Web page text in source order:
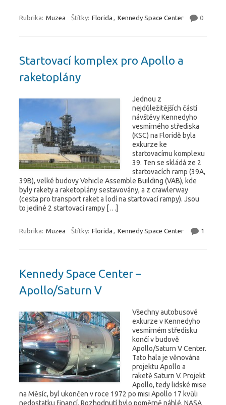
Rubrika: Muzea Štítky: Florida , Kennedy Space Center 0
Startovací komplex pro Apollo a
raketoplány
Jednou z
nejdůležitějších částí
návštěvy Kennedyho
vesmírného střediska
(KSC) na Floridě byla
exkurze ke
startovacímu komplexu
39. Ten se skládá ze 2
startovacích ramp (39A,
39B), velké budovy Vehicle Assemble Building (VAB), kde
byly rakety a raketoplány sestavovány, a z crawlerway
(cesta pro transport raket a lodí na startovací rampy). Jsou
to jediné 2 startovací rampy […]
Rubrika: Muzea Štítky: Florida , Kennedy Space Center 1
Kennedy Space Center –
Apollo/Saturn V
Všechny autobusové
exkurze v Kennedyho
vesmírném středisku
končí v budově
Apollo/Saturn V Center.
Tato hala je věnována
projektu Apollo a
raketě Saturn V. Projekt
Apollo, tedy lidské mise
na Měsíc, byl ukončen v roce 1972 po misi Apollo 17 kvůli
nedostatku financí. Rozhodnutí bylo poměrně náhlé, NASA